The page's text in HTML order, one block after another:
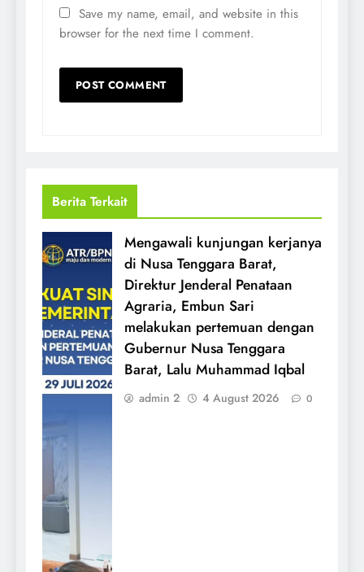
Save my name, email, and website in this
browser for the next time I comment.
Berita Terkait
Mengawali kunjungan kerjanya
di Nusa Tenggara Barat,
Direktur Jenderal Penataan
Agraria, Embun Sari
melakukan pertemuan dengan
Gubernur Nusa Tenggara
Barat, Lalu Muhammad Iqbal
admin 2 4 August 2026 0